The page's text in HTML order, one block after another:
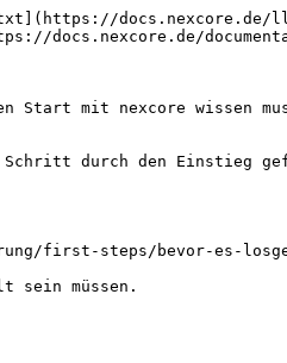
docs.nexcore.de/
docs.nexcore.de/
mit nexcore wissen
durch den Einstieg
first-steps/bevor-es-
sein müssen.